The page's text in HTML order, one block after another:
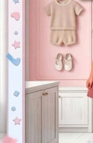
53%